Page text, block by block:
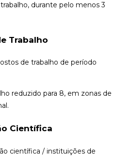
durante pelo menos 3
Trabalho
de trabalho de período
reduzido para 8, em zonas de
Científica
científica / instituições de